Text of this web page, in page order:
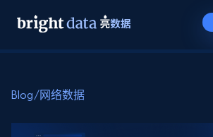
Blog/网络数据